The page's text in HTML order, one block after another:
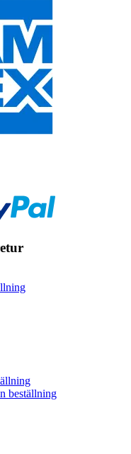
beställning